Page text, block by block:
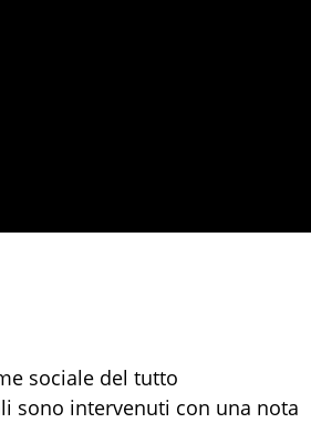
sociale del tutto
sono intervenuti con una nota